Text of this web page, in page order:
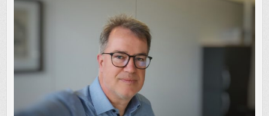
Ich bin Journalist. Für ein öffentlich-rechtliches
Medienunternehmen arbeite arbeite ich als Chef vom Dienst (CvD)
der Nachrichtenangebote im Fernseh- und Hörfunkbereich sowie
als Redakteur vom Dienst (RvD) beim Hörfunk. Als Autor berichte
aus der digitalen Welt, u.a. bis 2018 regelmäßig von der CeBIT in